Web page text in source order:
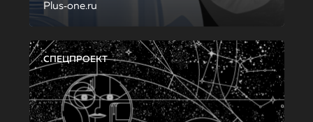
Plus‑one.ru
СПЕЦПРОЕКТ